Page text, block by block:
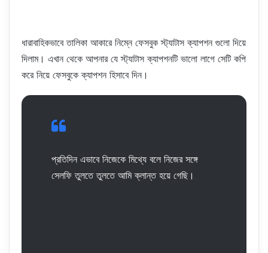
ধারাবাহিকভাবে তালিকা আকারে নিম্নে ফেসবুক স্ট্যাটাস ক্যাপশন গুলো দিয়ে
দিলাম। এখান থেকে আপনার যে স্ট্যাটাস ক্যাপশনটি ভালো লাগে সেটি কপি
করে নিয়ে ফেসবুকে ক্যাপশন হিসাবে দিন।
প্রতিদিন এভাবে নিজেকে মিথ্যে বলে নিজের সঙ্গে
সেলফি তুলতে তুলতে আমি ক্লান্ত হয়ে গেছি।